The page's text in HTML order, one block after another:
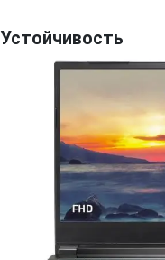
Устойчивость